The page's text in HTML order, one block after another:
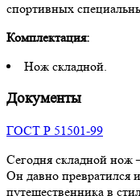
спортивных
Комплектация:
Нож складной.
Документы
ГОСТ Р 51501-99
Сегодня складной нож
Он давно превратился
путешественника в